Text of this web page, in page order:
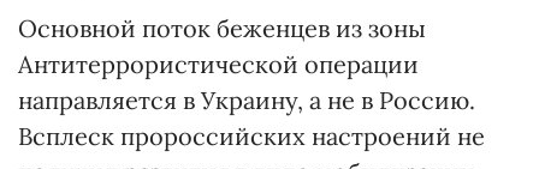
Основной поток беженцев из зоны
Антитеррористической операции
направляется в Украину, а не в Россию.
Всплеск пророссийских настроений не